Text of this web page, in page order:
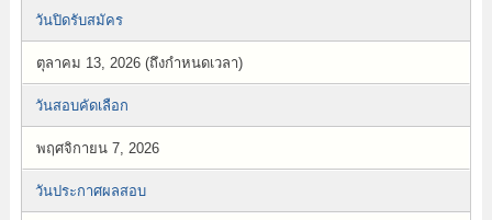
วันปิดรับสมัคร
ตุลาคม 13, 2026 (ถึงกำหนดเวลา)
วันสอบคัดเลือก
พฤศจิกายน 7, 2026
วันประกาศผลสอบ